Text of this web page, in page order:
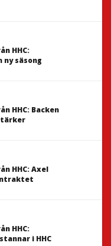
HHC:
ny säsong
HHC: Backen
HHC: Axel
HHC:
i HHC